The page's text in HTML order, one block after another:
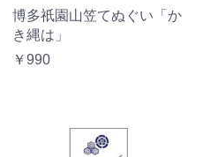
博多祇園山笠てぬぐい「か
き縄は」
￥990